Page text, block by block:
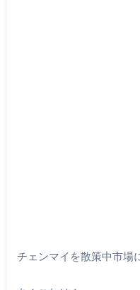
チェンマイを散策中市場